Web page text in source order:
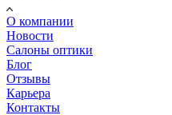
О компании
Новости
Салоны оптики
Блог
Отзывы
Карьера
Контакты